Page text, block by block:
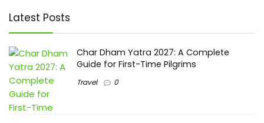
Latest Posts
Char Dham Yatra 2027: A Complete
Guide for First-Time Pilgrims
Travel 0